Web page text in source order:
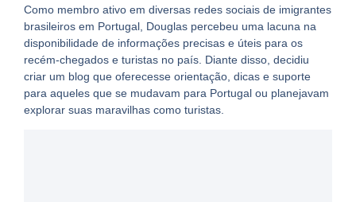
Como membro ativo em diversas redes sociais de imigrantes
brasileiros em Portugal, Douglas percebeu uma lacuna na
disponibilidade de informações precisas e úteis para os
recém-chegados e turistas no país. Diante disso, decidiu
criar um blog que oferecesse orientação, dicas e suporte
para aqueles que se mudavam para Portugal ou planejavam
explorar suas maravilhas como turistas.